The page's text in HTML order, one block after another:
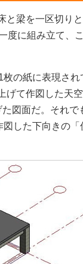
と梁を一区切り
度に組み立て、
の紙に表現さ
げて作図した天
図面だ。それで
した下向きの